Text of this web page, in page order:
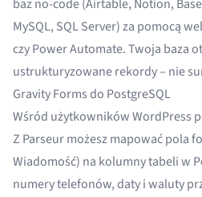
baz no-code (Airtable, Notion,
MySQL, SQL Server) za pomocą
czy Power Automate. Twoja baza
ustrukturyzowane rekordy – nie
Gravity Forms do PostgreSQL
Wśród użytkowników WordPress
Z Parseur możesz mapować pola
Wiadomość) na kolumny tabeli w
numery telefonów, daty i waluty